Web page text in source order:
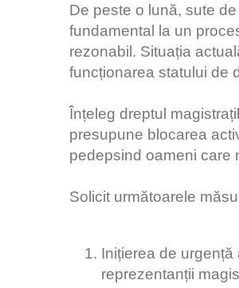
De peste o lună, sute
fundamental la un
rezonabil. Situația
funcționarea statului de
Înțeleg dreptul
presupune blocarea
pedepsind oameni care
Solicit următoarele
Inițierea de
reprezentanții